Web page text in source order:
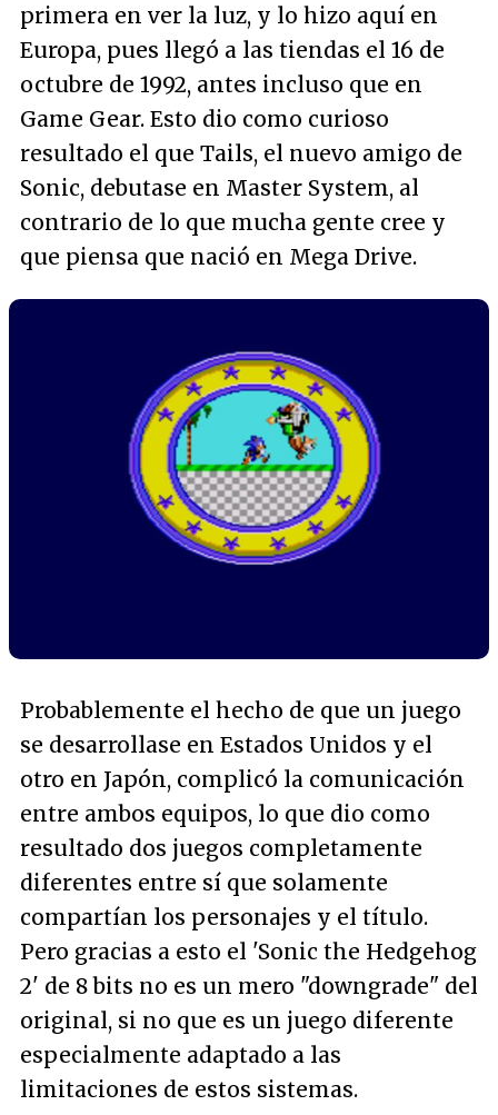
primera en ver la luz, y lo hizo aquí en
Europa, pues llegó a las tiendas el 16 de
octubre de 1992, antes incluso que en
Game Gear. Esto dio como curioso
resultado el que Tails, el nuevo amigo de
Sonic, debutase en Master System, al
contrario de lo que mucha gente cree y
que piensa que nació en Mega Drive.
Probablemente el hecho de que un juego
se desarrollase en Estados Unidos y el
otro en Japón, complicó la comunicación
entre ambos equipos, lo que dio como
resultado dos juegos completamente
diferentes entre sí que solamente
compartían los personajes y el título.
Pero gracias a esto el 'Sonic the Hedgehog
2' de 8 bits no es un mero "downgrade" del
original, si no que es un juego diferente
especialmente adaptado a las
limitaciones de estos sistemas.